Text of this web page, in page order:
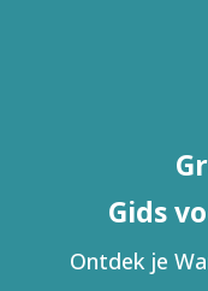
Gids
Ontdek je